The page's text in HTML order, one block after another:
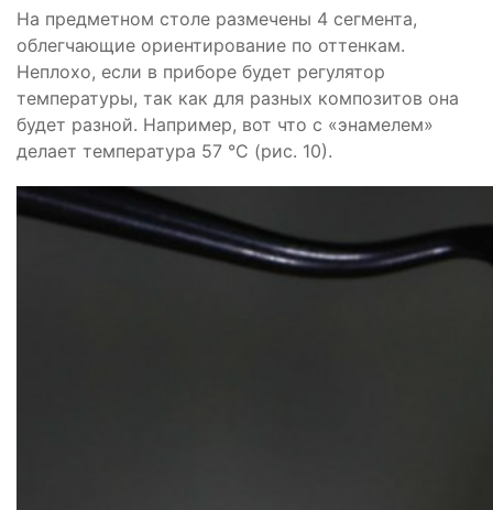
На предметном столе размечены 4 сегмента,
облегчающие ориентирование по оттенкам.
Неплохо, если в приборе будет регулятор
температуры, так как для разных композитов она
будет разной. Например, вот что с «энамелем»
делает температура 57 °С (рис. 10).